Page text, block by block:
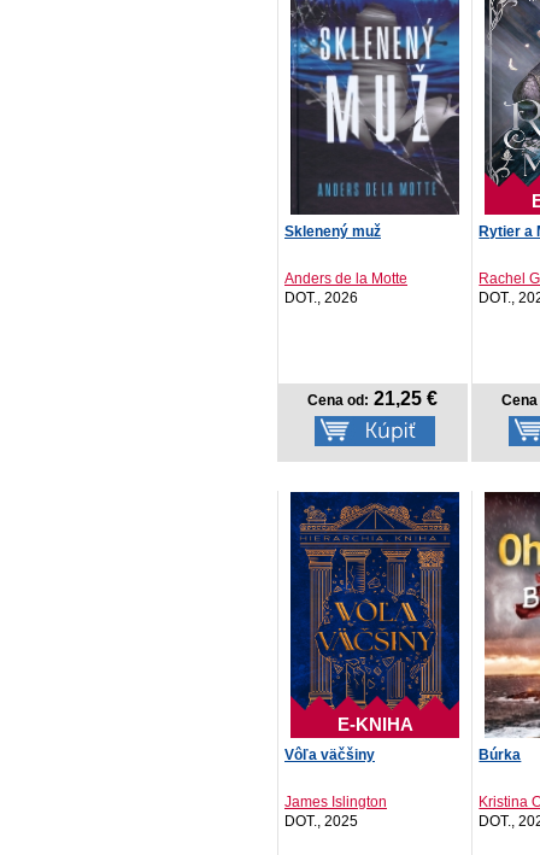
Sklenený muž
Anders de la Motte
DOT., 2026
Cena od: 21,25 €
Rytier a
Rachel
DOT.,
E-KNIHA
Vôľa väčšiny
James Islington
DOT., 2025
Búrka
Kristina
DOT.,